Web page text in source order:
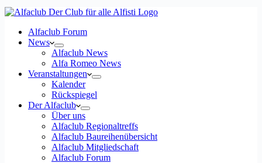
Alfaclub Forum
News
Alfaclub News
Alfa Romeo News
Veranstaltungen
Kalender
Rückspiegel
Der Alfaclub
Über uns
Alfaclub Regionaltreffs
Alfaclub Baureihenübersicht
Alfaclub Mitgliedschaft
Alfaclub Forum